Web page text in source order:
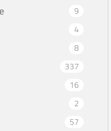
9
4
8
337
16
2
57